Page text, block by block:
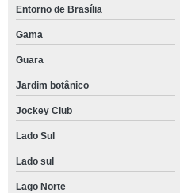
Entorno de Brasília
Gama
Guara
Jardim botânico
Jockey Club
Lado Sul
Lado sul
Lago Norte